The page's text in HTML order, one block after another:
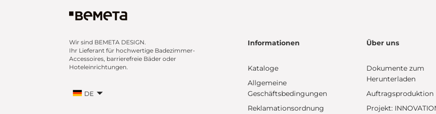
Wir sind BEMETA DESIGN.
Ihr Lieferant für hochwertige Badezimmer-
Accessoires, barrierefreie Bäder oder
Hoteleinrichtungen.
DE
Informationen
Kataloge
Allgemeine
Geschäftsbedingungen
Reklamationsordnung
Über uns
Dokumente zum
Herunterladen
Auftragsproduktion
Projekt: